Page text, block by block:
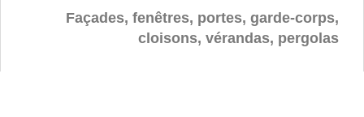
Façades, fenêtres, portes, garde-corps,
cloisons, vérandas, pergolas